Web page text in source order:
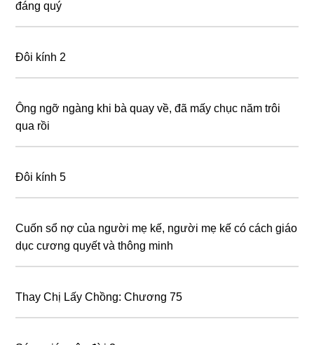
đáng quý
Đôi kính 2
Ông ngỡ ngàng khi bà quay về, đã mấy chục năm trôi
qua rồi
Đôi kính 5
Cuốn sổ nợ của người mẹ kế, người mẹ kế có cách giáo
dục cương quyết và thông minh
Thay Chị Lấy Chồng: Chương 75